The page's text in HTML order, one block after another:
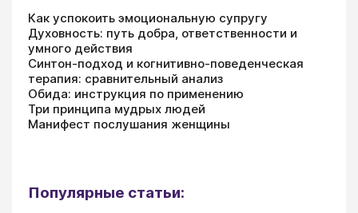
Как успокоить эмоциональную супругу
Духовность: путь добра, ответственности и
умного действия
Синтон-подход и когнитивно-поведенческая
терапия: сравнительный анализ
Обида: инструкция по применению
Три принципа мудрых людей
Манифест послушания женщины
Популярные статьи: